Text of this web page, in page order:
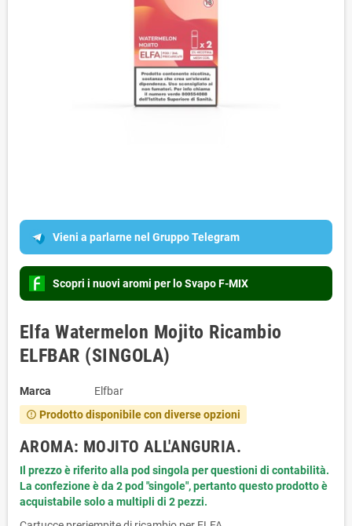
Vieni a parlarne nel Gruppo Telegram
Scopri i nuovi aromi per lo Svapo F-MIX
Elfa Watermelon Mojito Ricambio
ELFBAR (SINGOLA)
Marca Elfbar
error_outline Prodotto disponibile con diverse opzioni
AROMA: MOJITO ALL'ANGURIA.
Il prezzo è riferito alla pod singola per questioni di contabilità.
La confezione è da 2 pod "singole", pertanto questo prodotto è
acquistabile solo a multipli di 2 pezzi.